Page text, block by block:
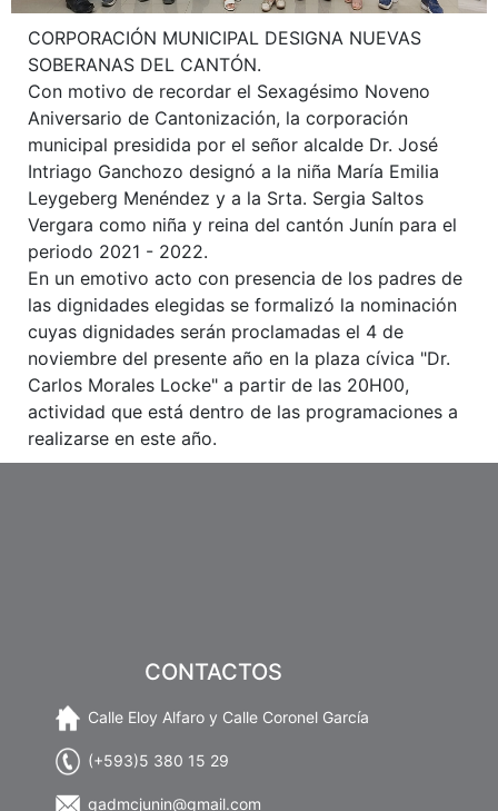
CORPORACIÓN MUNICIPAL DESIGNA NUEVAS
SOBERANAS DEL CANTÓN.
Con motivo de recordar el Sexagésimo Noveno
Aniversario de Cantonización, la corporación
municipal presidida por el señor alcalde Dr. José
Intriago Ganchozo designó a la niña María Emilia
Leygeberg Menéndez y a la Srta. Sergia Saltos
Vergara como niña y reina del cantón Junín para el
periodo 2021 - 2022.
En un emotivo acto con presencia de los padres de
las dignidades elegidas se formalizó la nominación
cuyas dignidades serán proclamadas el 4 de
noviembre del presente año en la plaza cívica "Dr.
Carlos Morales Locke" a partir de las 20H00,
actividad que está dentro de las programaciones a
realizarse en este año.
CONTACTOS
Calle Eloy Alfaro y Calle Coronel García
(+593)5 380 15 29
gadmcjunin@gmail.com